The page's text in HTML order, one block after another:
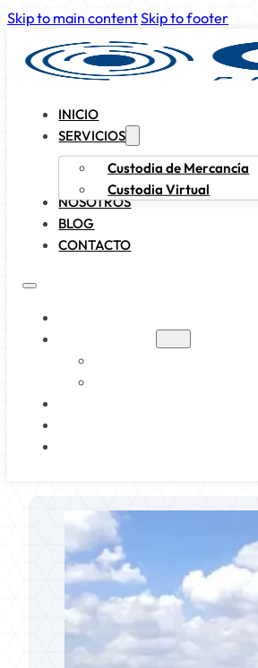
Skip to main contentSkip to footer
INICIO
SERVICIOS
Custodia de Mercancía
Custodia Virtual
NOSOTROS
BLOG
CONTACTO